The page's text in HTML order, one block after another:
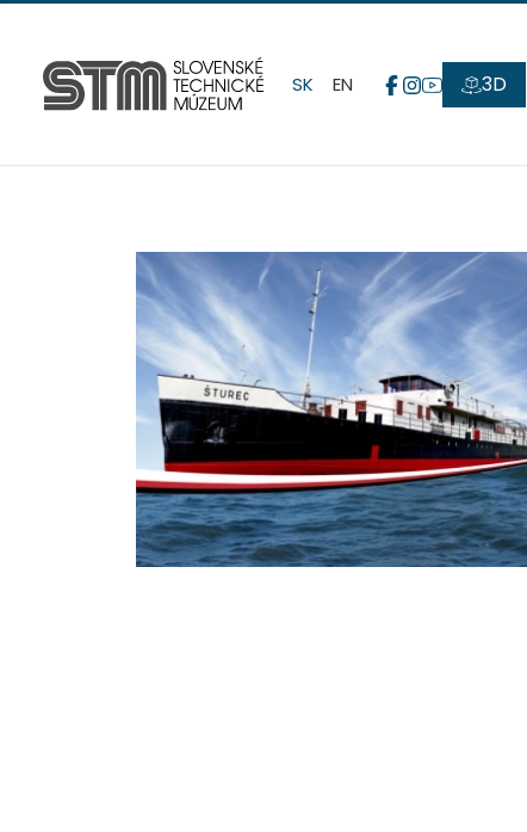
SK EN 3D